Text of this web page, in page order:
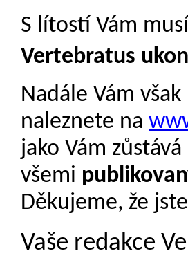
S lítostí Vám
Vertebratus
Nadále Vám
naleznete na
jako Vám
všemi
Děkujeme, že
Vaše redakce